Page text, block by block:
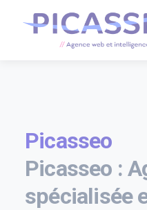
Picasseo
Picasseo :
spécialisée